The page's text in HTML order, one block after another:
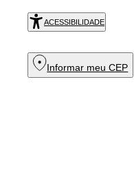
ACESSIBILIDADE
Informar meu CEP